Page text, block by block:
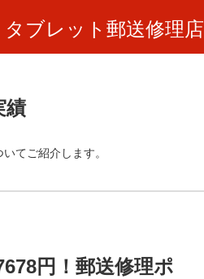
タブレット郵送修理店
績
てご紹介します。
円！郵送修理ポ